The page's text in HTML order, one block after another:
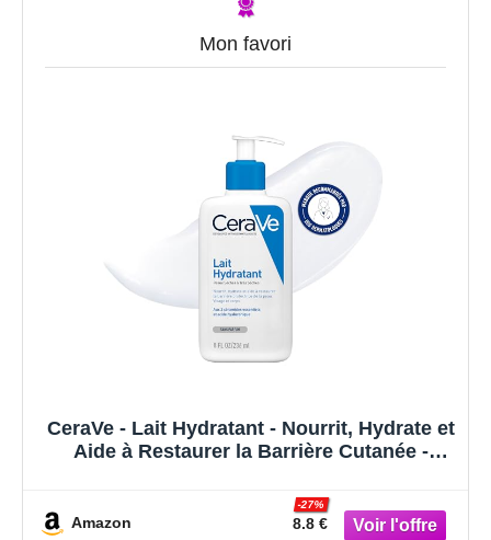
Mon favori
CeraVe - Lait Hydratant - Nourrit, Hydrate et
Aide à Restaurer la Barrière Cutanée -
Céramides Essentiels - Sans Parfum - Peau
Sèche à Très Sèche - 236 ml
Amazon 8.8 €
-27%